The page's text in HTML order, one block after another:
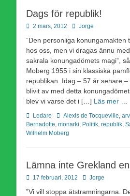
Dags för republik!
Publicerad
2 mars, 2012 Författare
Jorge
”Den personliga konungamakten
hos oss, men vi dragas ännu
sakrala konungadömets magi”,
Moberg 1955 i sin klassiska
republikan. Idag – 57 år senare
blivit av med detta
blev vi varse det i […] Läs mer …
Kategorier
Ledare Etiketter
Alexis de Tocqueville
Bernadotte monarki Politik republik
Wilhelm Moberg
Lämna inte Grekland
Publicerad
17 februari, 2012 Författare
Jorge
”Vi vill stoppa åtstramningarna.